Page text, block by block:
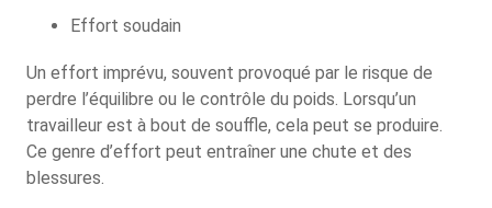
Effort soudain
Un effort imprévu, souvent provoqué par le risque de
perdre l’équilibre ou le contrôle du poids. Lorsqu’un
travailleur est à bout de souffle, cela peut se produire.
Ce genre d’effort peut entraîner une chute et des
blessures.